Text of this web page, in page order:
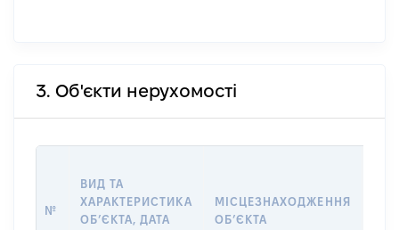
3. Об'єкти нерухомості
№
ВИД ТА
ХАРАКТЕРИСТИКА
ОБʼЄКТА, ДАТА
МІСЦЕЗНАХОДЖЕННЯ
ОБʼЄКТА